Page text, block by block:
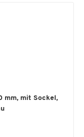
mm, mit Sockel,